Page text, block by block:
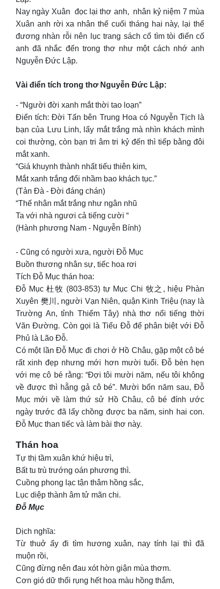
Nay ngày Xuân đọc lại thơ anh, nhân kỷ niệm 7 mùa
Xuân anh rời xa nhân thế cuối tháng hai này, lại thể
đương nhàn rỗi nên lục trang sách cổ tìm tòi điển cố
anh đã nhắc đến trong thơ như một cách nhớ anh
Nguyễn Đức Lập.
Vài điển tích trong thơ Nguyễn Đức Lập:
- “Người đời xanh mắt thời tao loạn”
Điển tích: Đời Tấn bên Trung Hoa có Nguyễn Tịch là
bạn của Lưu Linh, lấy mắt trắng mà nhìn khách mình
coi thường, còn bạn tri âm tri kỷ đến thì tiếp bằng đôi
mắt xanh.
“Giá khuynh thành nhất tiếu thiên kim,
Mắt xanh trắng đổi nhầm bao khách tục.”
(Tản Đà - Đời đáng chán)
“Thế nhân mắt trắng như ngân nhũ
Ta với nhà ngươi cả tiếng cười “
(Hành phương Nam - Nguyễn Bính)
- Cũng có người xưa, người Đỗ Mục
Buồn thương nhân sự, tiếc hoa rơi
Tích Đỗ Mục thán hoa:
Đỗ Mục 杜牧 (803-853) tự Mục Chi 牧之, hiệu Phàn
Xuyên 樊川, người Vạn Niên, quận Kinh Triệu (nay là
Trường An, tỉnh Thiểm Tây) nhà thơ nổi tiếng thời
Vãn Đường. Còn gọi là Tiểu Đỗ để phân biệt với Đỗ
Phủ là Lão Đỗ.
Có một lần Đỗ Mục đi chơi ở Hồ Châu, gặp một cô bé
rất xinh đẹp nhưng mới hơn mười tuổi. Đỗ bèn hẹn
với mẹ cô bé rằng: “Đợi tôi mười năm, nếu tôi không
về được thì hẵng gả cô bé”. Mười bốn năm sau, Đỗ
Mục mới về làm thứ sử Hồ Châu, cô bé đính ước
ngày trước đã lấy chồng được ba năm, sinh hai con.
Đỗ Mục than tiếc và làm bài thơ này.
Thán hoa
Tự thị tầm xuân khứ hiệu trì,
Bất tu trù trướng oán phương thì.
Cuồng phong lạc tận thâm hồng sắc,
Lục diệp thành âm tử mãn chi.
Đỗ Mục
Dịch nghĩa:
Từ thuở ấy đi tìm hương xuân, nay tính lại thì đã
muộn rồi,
Cũng đừng nên đau xót hờn giận mùa thơm.
Cơn gió dữ thổi rụng hết hoa màu hồng thắm,